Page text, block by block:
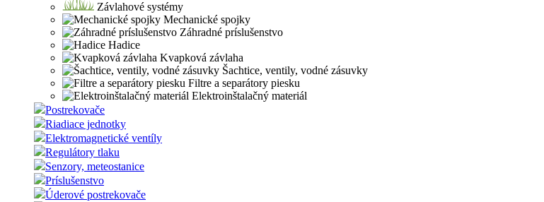
Závlahové systémy
Mechanické spojky
Záhradné príslušenstvo
Hadice
Kvapková závlaha
Šachtice, ventily, vodné zásuvky
Filtre a separátory piesku
Elektroinštalačný materiál
Postrekovače
Riadiace jednotky
Elektromagnetické ventíly
Regulátory tlaku
Senzory, meteostanice
Príslušenstvo
Úderové postrekovače